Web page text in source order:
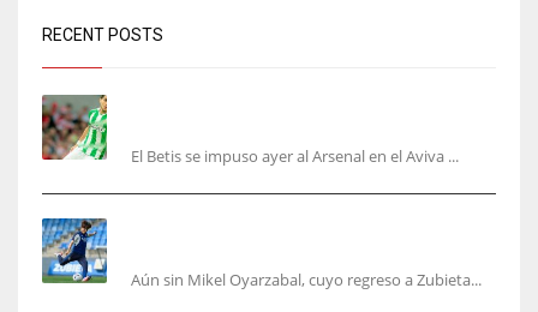
RECENT POSTS
El Betis se impuso ayer al Arsenal en el Aviva ...
Aún sin Mikel Oyarzabal, cuyo regreso a Zubieta...